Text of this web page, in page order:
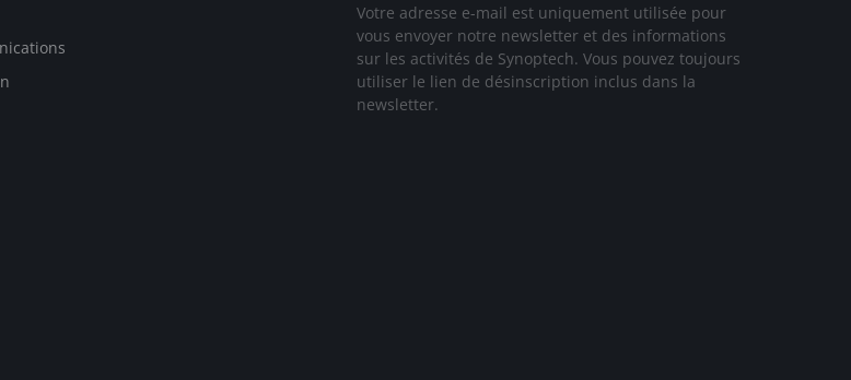
Votre adresse e-mail est uniquement utilisée pour
vous envoyer notre newsletter et des informations
sur les activités de Synoptech. Vous pouvez toujours
utiliser le lien de désinscription inclus dans la
newsletter.